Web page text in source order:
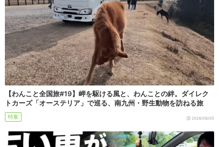
【わんこと全国旅#19】岬を駆ける風と、わんことの絆。ダイレク
トカーズ「オーステリア」で巡る、南九州・野生動物を訪ねる旅
特集 2026/08/05